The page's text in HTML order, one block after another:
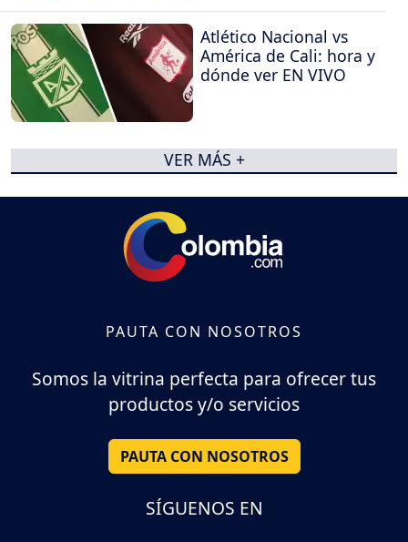
Atlético Nacional vs
América de Cali: hora y
dónde ver EN VIVO
VER MÁS +
PAUTA CON NOSOTROS
Somos la vitrina perfecta para ofrecer tus
productos y/o servicios
PAUTA CON NOSOTROS
SÍGUENOS EN